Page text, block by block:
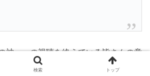
神～』の視聴を終えている皆さんの意
い上げてみました。
検索 トップ